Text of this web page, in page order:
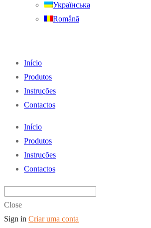
Українська
Română
Início
Produtos
Instruções
Contactos
Início
Produtos
Instruções
Contactos
Close
Sign in Criar uma conta